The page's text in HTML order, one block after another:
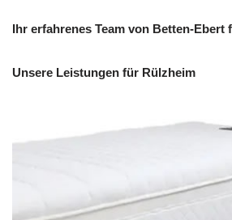
Ihr erfahrenes Team von Betten-Ebert
Unsere Leistungen für Rülzheim